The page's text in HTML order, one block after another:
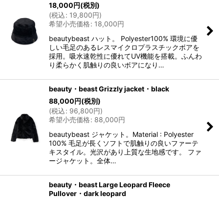
18,000円(税別)
(税込: 19,800円)
希望小売価格: 18,000円
beautybeast ハット。 Polyester100% 環境に優
しい毛足のあるレスマイクロプラスチックボアを
採用。吸水速乾性に優れてUV機能を搭載。ふんわ
り柔らかく肌触りの良いボアになり…
beauty・beast Grizzly jacket・black
88,000円(税別)
(税込: 96,800円)
希望小売価格: 88,000円
beautybeast ジャケット。Material : Polyester
100% 毛足が長くソフトで肌触りの良いファーテ
キスタイル。光沢があり上質な生地感です。 ファ
ージャケット。全体…
beauty・beast Large Leopard Fleece
Pullover・dark leopard